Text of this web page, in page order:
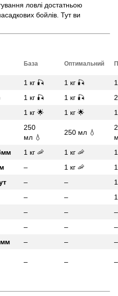
ловлі достатньою
бойлів. Тут ви
База Оптимальний
1 кг 🎣 1 кг 🎣
1 кг 🎣 1 кг 🎣
1 кг 🌟 1 кг 🌟
250
мл 💧
250 мл 💧
1 кг 🦐 1 кг 🦐
– 1 кг 🦐
– –
– –
– –
–
– –
–
– –
–
– – –